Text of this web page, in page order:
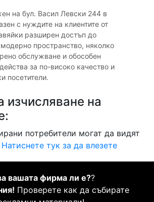
на бул. Васил Левски 244 в
с нуждите на клиентите от
разширен достъп до
пространство, няколко
обслужване и обособен
за по-високо качество и
посетители.
изчисляване на
потребители могат да видят
Натиснете тук за да влезете
вашата фирма ли е??
Проверете как да събирате